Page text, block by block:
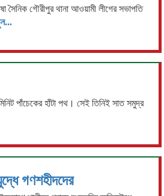
সৈনিক গৌরীপুর থানা আওয়ামী লীগের সভাপতি
পাঁচেকের হাঁটা পথ। সেই তিনিই সাত সমুদ্র
গণশহীদদের